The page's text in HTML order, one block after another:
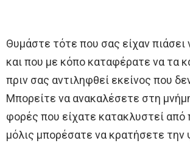
Θυμάστε τότε που σας είχαν πιάσει
και που με κόπο καταφέρατε να τα
πριν σας αντιληφθεί εκείνος που
Μπορείτε να ανακαλέσετε στη
φορές που είχατε κατακλυστεί από
μόλις μπορέσατε να κρατήσετε την